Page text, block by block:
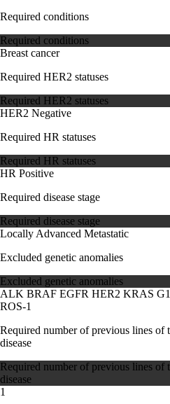
Required conditions
Required conditions
Breast cancer
Required HER2 statuses
Required HER2 statuses
HER2 Negative
Required HR statuses
Required HR statuses
HR Positive
Required disease stage
Required disease stage
Locally Advanced Metastatic
Excluded genetic anomalies
Excluded genetic anomalies
ALK BRAF EGFR HER2 KRAS
ROS-1
Required number of previous lines of
disease
Required number of previous lines of
disease
1